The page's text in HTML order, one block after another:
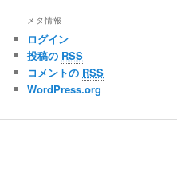
メタ情報
ログイン
投稿の RSS
コメントの RSS
WordPress.org